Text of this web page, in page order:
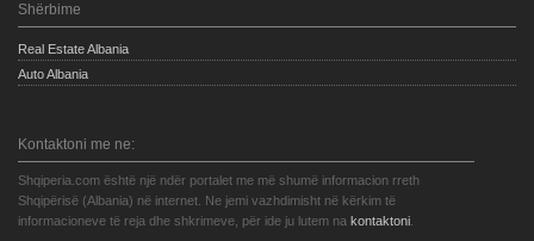
Shërbime
Real Estate Albania
Auto Albania
Kontaktoni me ne:
Shqiperia.com është një ndër portalet me më shumë informacion rreth
Shqipërisë (Albania) në internet. Ne jemi vazhdimisht në kërkim të
informacioneve të reja dhe shkrimeve, për ide ju lutem na kontaktoni.